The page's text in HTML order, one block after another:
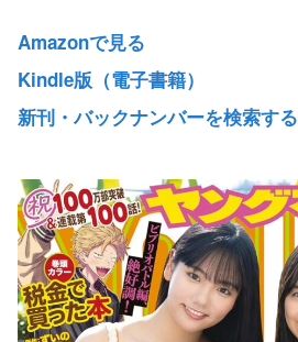
Amazonで見る
Kindle版（電子書籍）
新刊・バックナンバーを検索する